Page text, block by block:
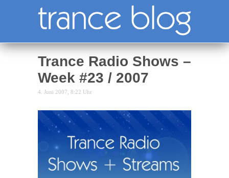
Trance Radio Shows –
Week #23 / 2007
4. Juni 2007, 8:22 Uhr